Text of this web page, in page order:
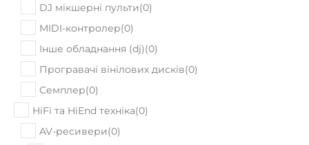
DJ мікшерні пульти(0)
MIDI-контролер(0)
Інше обладнання (dj)(0)
Програвачі вінілових дисків(0)
Семплер(0)
HiFi та HiEnd техніка(0)
AV-ресивери(0)